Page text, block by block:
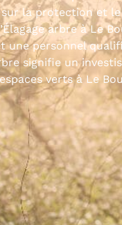
la protection et le
arbre à Le
une personnel
signifie un
verts à Le